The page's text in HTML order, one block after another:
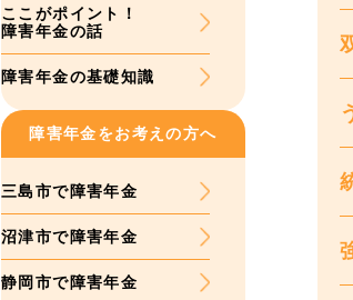
ここがポイント！
障害年金の話
障害年金の基礎知識
障害年金をお考えの方へ
三島市で障害年金
沼津市で障害年金
静岡市で障害年金